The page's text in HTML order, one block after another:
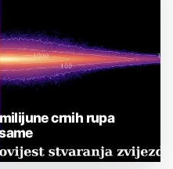
crnih rupa